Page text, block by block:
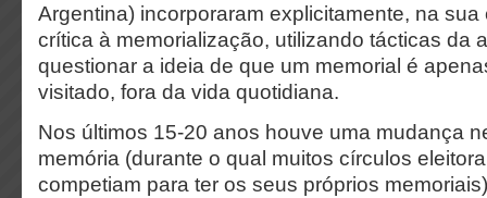
Argentina) incorporaram explicitamente, na
crítica à memorialização, utilizando tácticas da
questionar a ideia de que um memorial é
visitado, fora da vida quotidiana.
Nos últimos 15-20 anos houve uma mudança
memória (durante o qual muitos círculos
competiam para ter os seus próprios